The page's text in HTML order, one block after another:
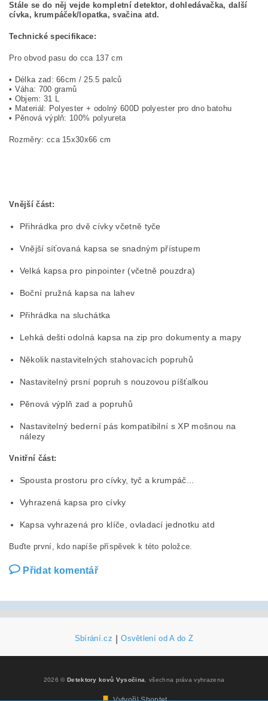
Stále se do něj vejde kompletní detektor, dohledávačka, další
cívka, krumpáček/lopatka, svačina atd.
Technické specifikace:
Pro obvod pasu do cca 137 cm
• Délka zad: 66cm / 25.5 palců
• Váha: 700 gramů
• Objem: 31 L
• Materiál: Polyester + odolný 600D polyester pro dno batohu
• Pěnová výplň: 100% polyureta
Rozměry: cca 15x30x66 cm
Vnější část:
Přihrádka pro dvě cívky včetně tyče
Vnější síťovaná kapsa se snadným přístupem
Velká kapsa pro pinpointer (včetně pouzdra)
Boční pružná kapsa na lahev
Přihrádka na sluchátka
Lehká dešti odolná kapsa na zip pro dokumenty a mapy
Několik nastavitelných stahovacích popruhů
Nastavitelný prsní popruh s nouzovou píšťalkou
Pěnová výplň zad a popruhů
Nastavitelný bederní pás kompatibilní s XP mošnou na
nálezy
Vnitřní část:
Spousta prostoru pro cívky, tyč a krumpáč...
Vyhrazená kapsa pro cívky
Kapsa vyhrazená pro klíče, ovladací jednotku atd
Buďte první, kdo napíše příspěvek k této položce.
Přidat komentář
Sbírání.cz Osvětlení od A do Z
2026 © Detektory kovů Vysočina , všechna práva vyhrazena